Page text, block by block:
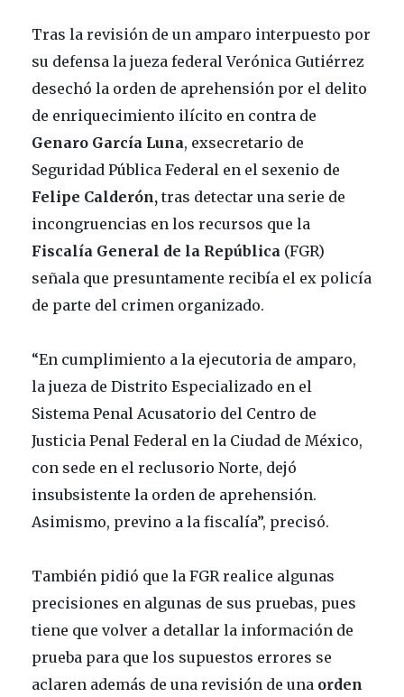
Tras la revisión de un amparo interpuesto por
su defensa la jueza federal Verónica Gutiérrez
desechó la orden de aprehensión por el delito
de enriquecimiento ilícito en contra de
Genaro García Luna, exsecretario de
Seguridad Pública Federal en el sexenio de
Felipe Calderón, tras detectar una serie de
incongruencias en los recursos que la
Fiscalía General de la República (FGR)
señala que presuntamente recibía el ex policía
de parte del crimen organizado.
“En cumplimiento a la ejecutoria de amparo,
la jueza de Distrito Especializado en el
Sistema Penal Acusatorio del Centro de
Justicia Penal Federal en la Ciudad de México,
con sede en el reclusorio Norte, dejó
insubsistente la orden de aprehensión.
Asimismo, previno a la fiscalía”, precisó.
También pidió que la FGR realice algunas
precisiones en algunas de sus pruebas, pues
tiene que volver a detallar la información de
prueba para que los supuestos errores se
aclaren además de una revisión de una orden